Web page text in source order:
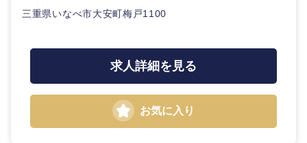
三重県いなべ市大安町梅戸1100
求人詳細を見る
お気に入り